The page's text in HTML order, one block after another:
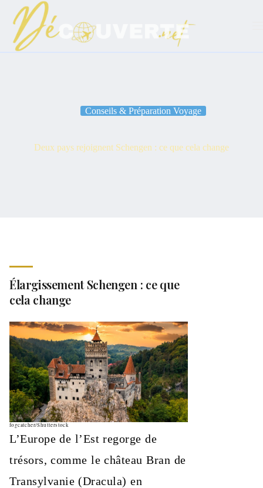
contenu
Conseils & Préparation Voyage
Deux pays rejoignent Schengen : ce que cela change
Élargissement Schengen : ce que
cela change
fogcatcher/Shutterstock
L’Europe de l’Est regorge de
trésors, comme le château Bran de
Transylvanie (Dracula) en